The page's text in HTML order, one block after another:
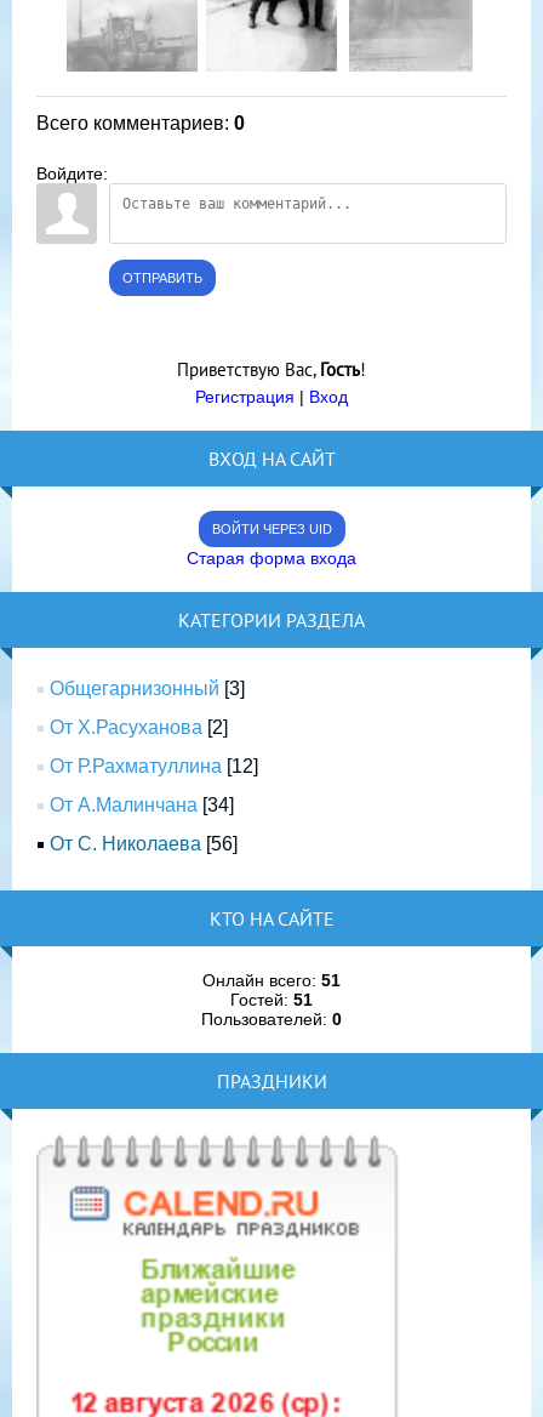
Всего комментариев: 0
Войдите:
ОТПРАВИТЬ
Приветствую Вас, Гость!
Регистрация | Вход
ВХОД НА САЙТ
ВОЙТИ ЧЕРЕЗ UID
Старая форма входа
КАТЕГОРИИ РАЗДЕЛА
Общегарнизонный [3]
От Х.Расуханова [2]
От Р.Рахматуллина [12]
От А.Малинчана [34]
От С. Николаева [56]
КТО НА САЙТЕ
Онлайн всего: 51
Гостей: 51
Пользователей: 0
ПРАЗДНИКИ